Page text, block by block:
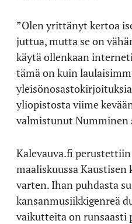
”Olen yrittänyt kertoa
juttua, mutta se on
käytä ollenkaan
tämä on kuin
yliopistosta viime
valmistunut Numminen
Kalevauva.fi
maaliskuussa
varten. Ihan puhdasta
kansanmusiikkigenreä
vaikutteita on runsaasti